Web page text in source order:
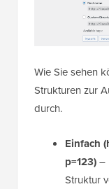
Wie Sie sehen
Strukturen zur
durch.
Einfach
p=123)–
Struktur